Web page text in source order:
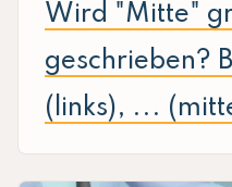
Wird "Mitte"
geschrieben?
(links), ...